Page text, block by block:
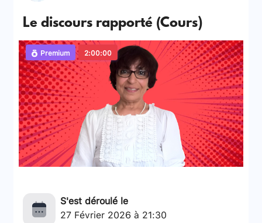
Le discours rapporté (Cours)
Premium 2:00:00
S'est déroulé le
27 Février 2026 à 21:30